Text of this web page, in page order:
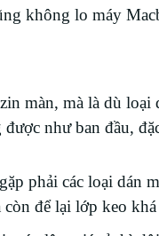
không lo máy
màn, mà là dù loại
như ban đầu,
phải các loại dán
để lại lớp keo